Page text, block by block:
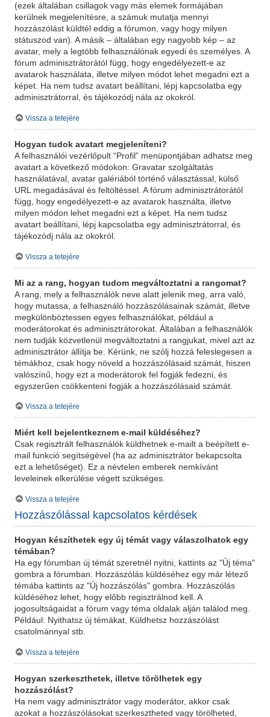
(ezek általában csillagok vagy más elemek formájában
kerülnek megjelenítésre, a számuk mutatja mennyi
hozzászólást küldtél eddig a fórumon, vagy hogy milyen
státuszod van). A másik – általában egy nagyobb kép – az
avatar, mely a legtöbb felhasználónak egyedi és személyes. A
fórum adminisztrátorától függ, hogy engedélyezett-e az
avatarok használata, illetve milyen módot lehet megadni ezt a
képet. Ha nem tudsz avatart beállítani, lépj kapcsolatba egy
adminisztrátorral, és tájékozódj nála az okokról.
Vissza a tetejére
Hogyan tudok avatart megjeleníteni?
A felhasználói vezérlőpult “Profil” menüpontjában adhatsz meg
avatart a következő módokon: Gravatar szolgáltatás
használatával, avatar galériából történő választással, külső
URL megadásával és feltöltéssel. A fórum adminisztrátorától
függ, hogy engedélyezett-e az avatarok használta, illetve
milyen módon lehet megadni ezt a képet. Ha nem tudsz
avatart beállítani, lépj kapcsolatba egy adminisztrátorral, és
tájékozódj nála az okokról.
Vissza a tetejére
Mi az a rang, hogyan tudom megváltoztatni a rangomat?
A rang, mely a felhasználók neve alatt jelenik meg, arra való,
hogy mutassa, a felhasználó hozzászólásainak számát, illetve
megkülönböztessen egyes felhasználókat, például a
moderátorokat és adminisztrátorokat. Általában a felhasználók
nem tudják közvetlenül megváltoztatni a rangjukat, mivel azt az
adminisztrátor állítja be. Kérünk, ne szólj hozzá feleslegesen a
témákhoz, csak hogy növeld a hozzászólásaid számát, hiszen
valószínű, hogy ezt a moderátorok fel fogják fedezni, és
egyszerűen csökkenteni fogják a hozzászólásaid számát.
Vissza a tetejére
Miért kell bejelentkeznem e-mail küldéséhez?
Csak regisztrált felhasználók küldhetnek e-mailt a beépített e-
mail funkció segítségével (ha az adminisztrátor bekapcsolta
ezt a lehetőséget). Ez a névtelen emberek nemkívánt
leveleinek elkerülése végett szükséges.
Vissza a tetejére
Hozzászólással kapcsolatos kérdések
Hogyan készíthetek egy új témát vagy válaszolhatok egy
témában?
Ha egy fórumban új témát szeretnél nyitni, kattints az "Új téma"
gombra a fórumban. Hozzászólás küldéséhez egy már létező
témába kattints az "Új hozzászólás" gombra. Hozzászólás
küldéséhez lehet, hogy előbb regisztrálnod kell. A
jogosultságaidat a fórum vagy téma oldalak alján találod meg.
Például: Nyithatsz új témákat, Küldhetsz hozzászólást
csatolmánnyal stb.
Vissza a tetejére
Hogyan szerkeszthetek, illetve törölhetek egy
hozzászólást?
Ha nem vagy adminisztrátor vagy moderátor, akkor csak
azokat a hozzászólásokat szerkesztheted vagy törölheted,